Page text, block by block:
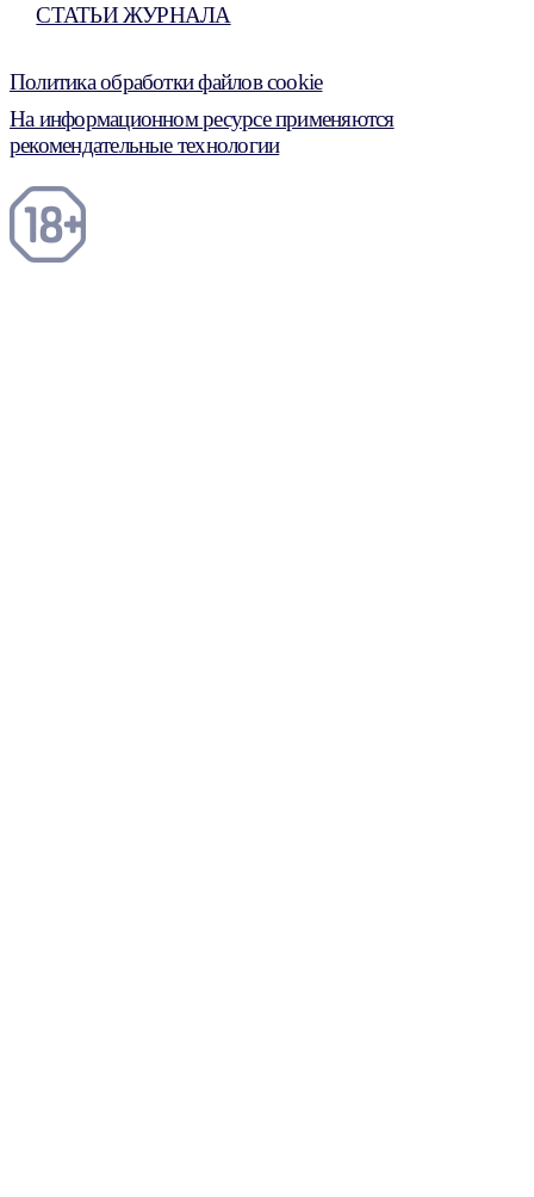
СТАТЬИ ЖУРНАЛА
Политика обработки файлов cookie
На информационном ресурсе применяются
рекомендательные технологии